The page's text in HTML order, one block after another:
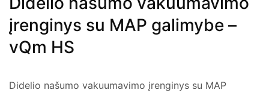
įrenginys su MAP galimybe –
vQm HS
Didelio našumo vakuumavimo įrenginys su MAP